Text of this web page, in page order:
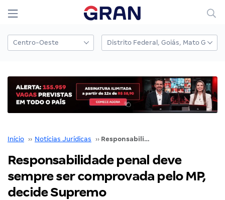
Início ›› Notícias Jurídicas ›› Responsabilidade penal deve sempre ser comprovada pelo MP, decide Supremo
Responsabilidade penal deve
sempre ser comprovada pelo MP,
decide Supremo